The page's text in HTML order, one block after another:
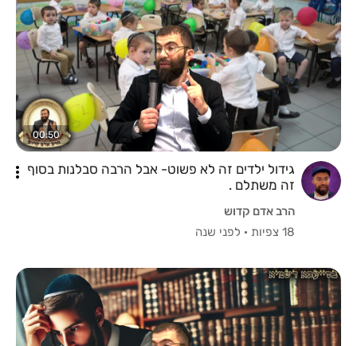
00:50
גידול ילדים זה לא פשוט- אבל הרבה סבלנות בסוף
זה משתלם .
הרב אדם קדוש
18 צפיות
· לפני שנה